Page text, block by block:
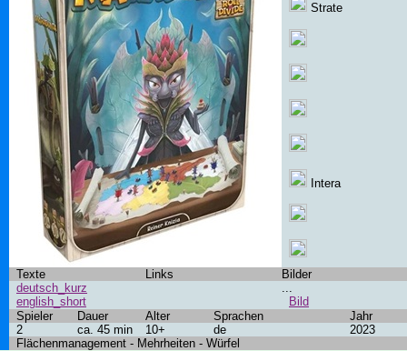
Strate
Intera
Texte Links
Bilder
deutsch_kurz
english_short
...
Bild
Spieler
Dauer Alter Sprachen
Jahr
2
ca. 45 min 10+ de
2023
Flächenmanagement - Mehrheiten - Würfel